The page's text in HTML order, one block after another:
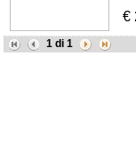
1di 1
€